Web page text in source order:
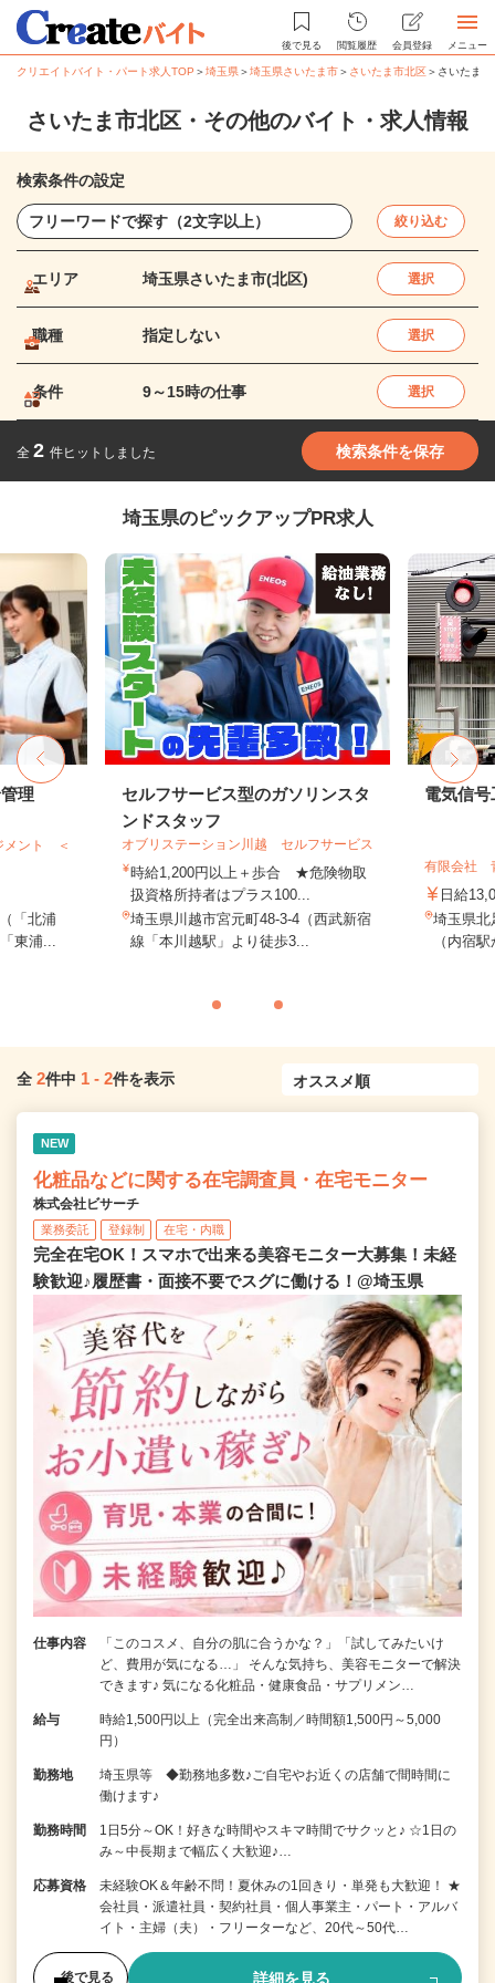
後で見る 閲覧履歴 会員登録 メニュー
クリエイトバイト・パート求人TOP ＞埼玉県＞埼玉県さいたま市＞ さいたま市北区＞ さいたま
さいたま市北区・その他のバイト・求人情報
検索条件の設定
絞り込む
エリア 埼玉県さいたま市(北区) 選択
職種 指定しない 選択
条件 9～15時の仕事 選択
全 2 件ヒットしました 検索条件を保存
埼玉県のピックアップPR求人
理
メント ＜
「北浦
東浦...
セルフサービス型のガソリンスタ
ンドスタッフ
オブリステーション川越 セルフサービス
時給1,200円以上＋歩合 ★危険物取
扱資格所持者はプラス100...
埼玉県川越市宮元町48-3-4（西武新宿
線「本川越駅」より徒歩3...
電気信
有限会社
日給
埼玉県北
（内宿
全 2件中 1 - 2件を表示
NEW
化粧品などに関する在宅調査員・在宅モニター
株式会社ビサーチ
業務委託 登録制 在宅・内職
完全在宅OK！スマホで出来る美容モニター大募集！未経
験歓迎♪履歴書・面接不要でスグに働ける！@埼玉県
仕事内容
「このコスメ、自分の肌に合うかな？」「試してみたいけ
ど、費用が気になる…」 そんな気持ち、美容モニターで解決
できます♪ 気になる化粧品・健康食品・サプリメン…
給与
時給1,500円以上（完全出来高制／時間額1,500円～5,000
円）
勤務地
埼玉県等 ◆勤務地多数♪ご自宅やお近くの店舗で間時間に
働けます♪
勤務時間
1日5分～OK！好きな時間やスキマ時間でサクッと♪ ☆1日の
み～中長期まで幅広く大歓迎♪…
応募資格
未経験OK＆年齢不問！夏休みの1回きり・単発も大歓迎！ ★
会社員・派遣社員・契約社員・個人事業主・パート・アルバ
イト・主婦（夫）・フリーターなど、20代～50代…
後で見る 詳細を見る